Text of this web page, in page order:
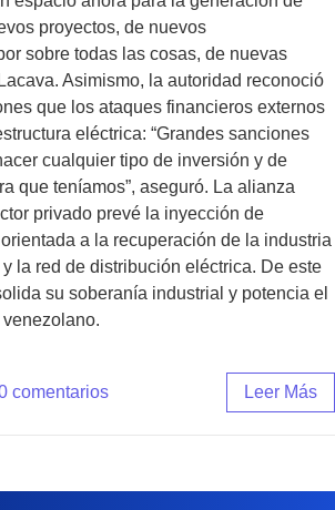
proyectos, de nuevos
sobre todas las cosas, de nuevas
Asimismo, la autoridad reconoció
que los ataques financieros externos
eléctrica: “Grandes sanciones
cualquier tipo de inversión y de
que teníamos”, aseguró. La alianza
privado prevé la inyección de
a la recuperación de la industria
la red de distribución eléctrica. De este
su soberanía industrial y potencia el
comentarios Leer Más